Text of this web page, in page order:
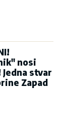
nosi
stvar
Zapad